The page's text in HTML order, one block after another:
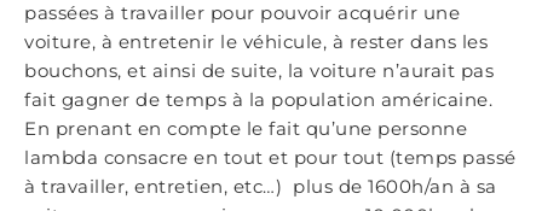
passées à travailler pour pouvoir acquérir une
voiture, à entretenir le véhicule, à rester dans les
bouchons, et ainsi de suite, la voiture n’aurait pas
fait gagner de temps à la population américaine.
En prenant en compte le fait qu’une personne
lambda consacre en tout et pour tout (temps passé
à travailler, entretien, etc…) plus de 1600h/an à sa